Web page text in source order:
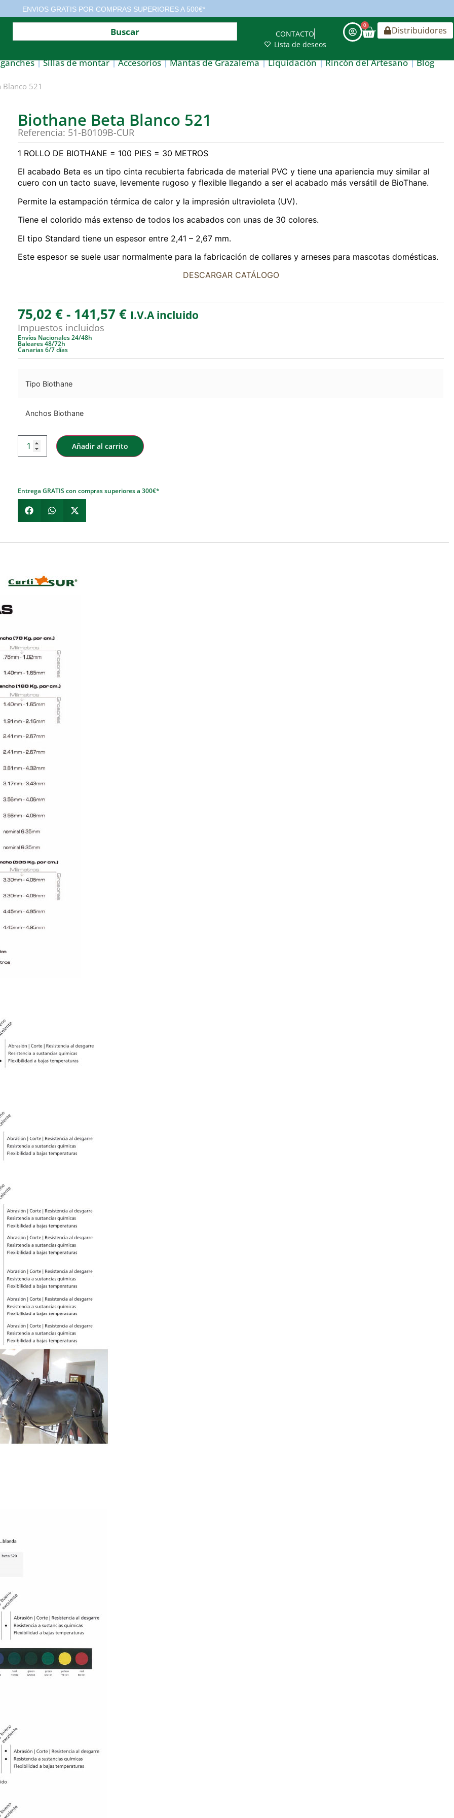
ENVIOS GRATIS POR COMPRAS SUPERIORES A 500€*
CONTACTO
Lista de deseos
0 Distribuidores
Sillas de montar Accesorios Mantas de Grazalema Liquidación Rincón del Artesano Blog
521
Biothane Beta Blanco 521
Referencia: 51-B0109B-CUR
1 ROLLO DE BIOTHANE = 100 PIES = 30 METROS
El acabado Beta es un tipo cinta recubierta fabricada de material PVC y tiene una apariencia muy similar al
cuero con un tacto suave, levemente rugoso y flexible llegando a ser el acabado más versátil de BioThane.
Permite la estampación térmica de calor y la impresión ultravioleta (UV).
Tiene el colorido más extenso de todos los acabados con unas de 30 colores.
El tipo Standard tiene un espesor entre 2,41 – 2,67 mm.
Este espesor se suele usar normalmente para la fabricación de collares y arneses para mascotas domésticas.
DESCARGAR CATÁLOGO
75,02€ - 141,57€ I.V.A incluido
Impuestos incluidos
Envíos Nacionales 24/48h
Baleares 48/72h
Canarias 6/7 días
Tipo Biothane
Anchos Biothane
Añadir al carrito
Entrega GRATIS con compras superiores a 300€*